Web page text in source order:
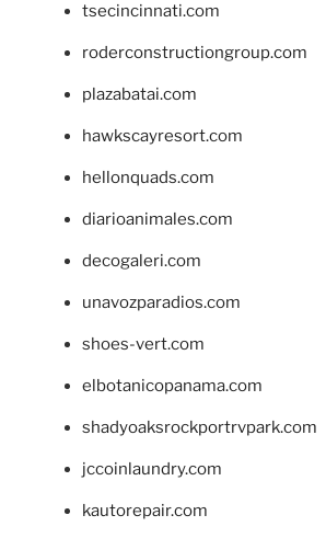
tsecincinnati.com
roderconstructiongroup.com
plazabatai.com
hawkscayresort.com
hellonquads.com
diarioanimales.com
decogaleri.com
unavozparadios.com
shoes-vert.com
elbotanicopanama.com
shadyoaksrockportrvpark.com
jccoinlaundry.com
kautorepair.com